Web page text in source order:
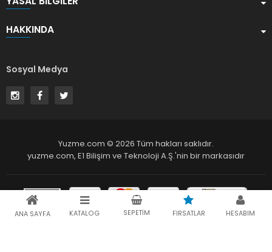
ANA SAYFA KATALOG SEPETIM FIRSATLAR HESABIM
HAKKINDA
Sosyal Medya
Yuzme.com © 2026 Tüm hakları saklıdır.
yuzme.com, E1 Bilişim ve Teknoloji A.Ş.'nin bir markasıdır